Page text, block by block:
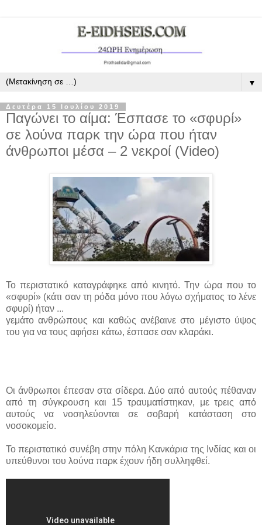
▼
Δευτέρα 15 Ιουλίου 2019
Παγώνει το αίμα: Έσπασε το «σφυρί»
σε λούνα παρκ την ώρα που ήταν
άνθρωποι μέσα – 2 νεκροί (Video)
Το περιστατικό καταγράφηκε από κινητό. Την ώρα που το
«σφυρί» (κάτι σαν τη ρόδα μόνο που λόγω σχήματος το λένε
σφυρί) ήταν ...
γεμάτο ανθρώπους και καθώς ανέβαινε στο μέγιστο ύψος
του για να τους αφήσει κάτω, έσπασε σαν κλαράκι.
Οι άνθρωποι έπεσαν στα σίδερα. Δύο από αυτούς πέθαναν
από τη σύγκρουση και 15 τραυματίστηκαν, με τρεις από
αυτούς να νοσηλεύονται σε σοβαρή κατάσταση στο
νοσοκομείο.
Το περιστατικό συνέβη στην πόλη Κανκάρια της Ινδίας και οι
υπεύθυνοι του λούνα παρκ έχουν ήδη συλληφθεί.